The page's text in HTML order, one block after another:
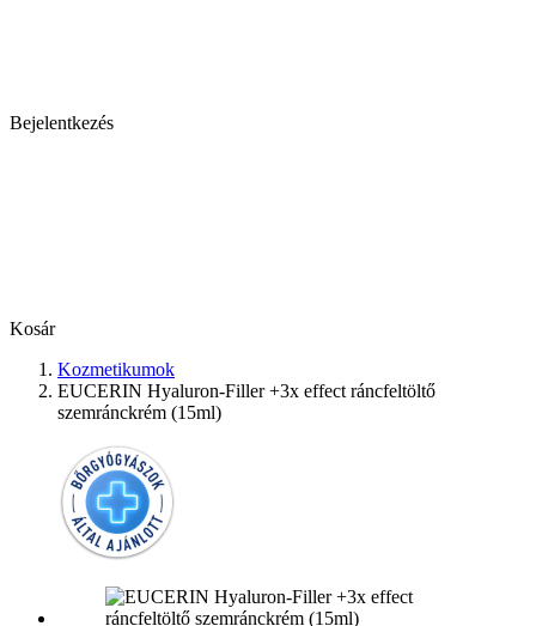
Bejelentkezés
Kosár
Kozmetikumok
EUCERIN Hyaluron-Filler +3x effect ráncfeltöltő
szemránckrém (15ml)